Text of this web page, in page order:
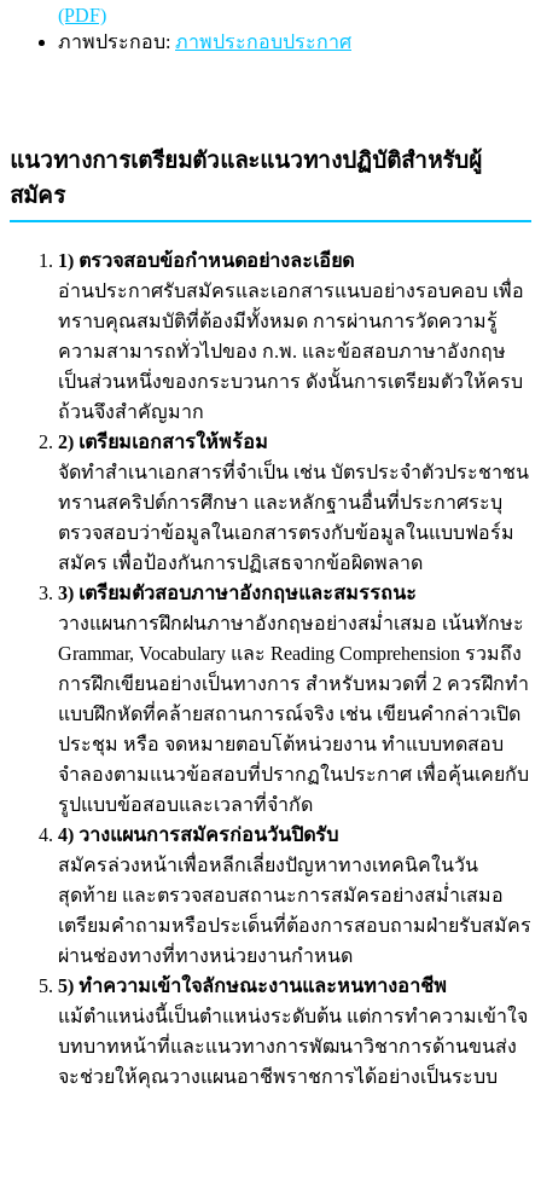
(PDF)
ภาพประกอบ: ภาพประกอบประกาศ
แนวทางการเตรียมตัวและแนวทางปฏิบัติสำหรับผู้
สมัคร
1) ตรวจสอบข้อกำหนดอย่างละเอียด
อ่านประกาศรับสมัครและเอกสารแนบอย่างรอบคอบ เพื่อ
ทราบคุณสมบัติที่ต้องมีทั้งหมด การผ่านการวัดความรู้
ความสามารถทั่วไปของ ก.พ. และข้อสอบภาษาอังกฤษ
เป็นส่วนหนึ่งของกระบวนการ ดังนั้นการเตรียมตัวให้ครบ
ถ้วนจึงสำคัญมาก
2) เตรียมเอกสารให้พร้อม
จัดทำสำเนาเอกสารที่จำเป็น เช่น บัตรประจำตัวประชาชน
ทรานสคริปต์การศึกษา และหลักฐานอื่นที่ประกาศระบุ
ตรวจสอบว่าข้อมูลในเอกสารตรงกับข้อมูลในแบบฟอร์ม
สมัคร เพื่อป้องกันการปฏิเสธจากข้อผิดพลาด
3) เตรียมตัวสอบภาษาอังกฤษและสมรรถนะ
วางแผนการฝึกฝนภาษาอังกฤษอย่างสม่ำเสมอ เน้นทักษะ
Grammar, Vocabulary และ Reading Comprehension รวมถึง
การฝึกเขียนอย่างเป็นทางการ สำหรับหมวดที่ 2 ควรฝึกทำ
แบบฝึกหัดที่คล้ายสถานการณ์จริง เช่น เขียนคำกล่าวเปิด
ประชุม หรือ จดหมายตอบโต้หน่วยงาน ทำแบบทดสอบ
จำลองตามแนวข้อสอบที่ปรากฏในประกาศ เพื่อคุ้นเคยกับ
รูปแบบข้อสอบและเวลาที่จำกัด
4) วางแผนการสมัครก่อนวันปิดรับ
สมัครล่วงหน้าเพื่อหลีกเลี่ยงปัญหาทางเทคนิคในวัน
สุดท้าย และตรวจสอบสถานะการสมัครอย่างสม่ำเสมอ
เตรียมคำถามหรือประเด็นที่ต้องการสอบถามฝ่ายรับสมัคร
ผ่านช่องทางที่ทางหน่วยงานกำหนด
5) ทำความเข้าใจลักษณะงานและหนทางอาชีพ
แม้ตำแหน่งนี้เป็นตำแหน่งระดับต้น แต่การทำความเข้าใจ
บทบาทหน้าที่และแนวทางการพัฒนาวิชาการด้านขนส่ง
จะช่วยให้คุณวางแผนอาชีพราชการได้อย่างเป็นระบบ